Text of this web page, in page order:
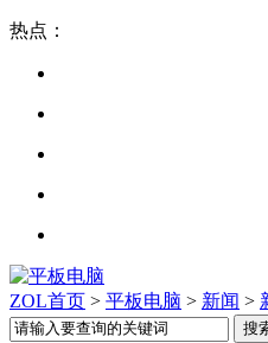
热点：
ZOL首页 > 平板电脑 > 新闻 >